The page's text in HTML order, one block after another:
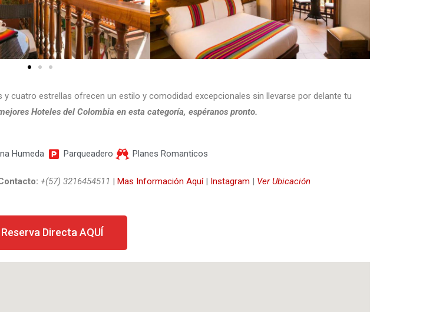
cuatro estrellas ofrecen un estilo y comodidad excepcionales sin llevarse por delante tu
Hoteles del Colombia en esta categoría, espéranos pronto.
Humeda Parqueadero Planes Romanticos
+(57) 3216454511 | Mas Información Aquí| Instagram | Ver Ubicación
Reserva Directa AQUÍ​